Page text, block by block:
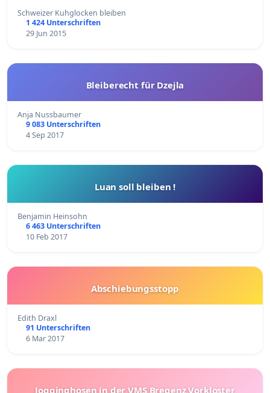
Schweizer Kuhglocken bleiben
1 424 Unterschriften
29 Jun 2015
Bleiberecht für Dzejla
Anja Nussbaumer
9 083 Unterschriften
4 Sep 2017
Luan soll bleiben !
Benjamin Heinsohn
6 463 Unterschriften
10 Feb 2017
Abschiebungsstopp
Edith Draxl
91 Unterschriften
6 Mar 2017
Jogginghosen in der VMS Bregenz Vorkloster